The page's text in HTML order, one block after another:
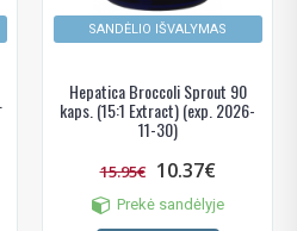
SANDĖLIO IŠVALYMAS
Hepatica Broccoli Sprout 90
kaps. (15:1 Extract) (exp. 2026-
11-30)
15.95€ 10.37€
Prekė sandėlyje